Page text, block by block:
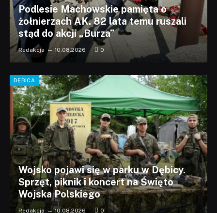
Podlesie Machowskie pamięta o
żołnierzach AK. 82 lata temu ruszali
stąd do akcji „Burza”
Redakcja 10.08.2026 0
DĘBICA
Wojsko pojawi się w parku w Dębicy.
Sprzęt, piknik i koncert na Święto
Wojska Polskiego
Redakcja 10.08.2026 0